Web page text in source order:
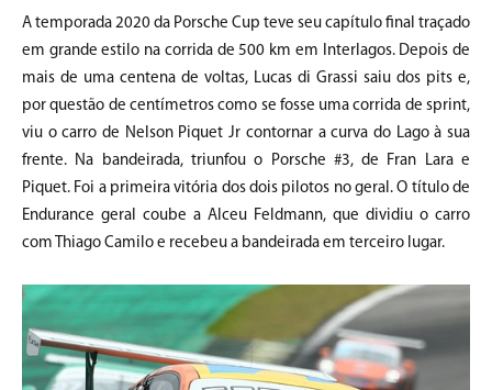
A temporada 2020 da Porsche Cup teve seu capítulo final traçado
em grande estilo na corrida de 500 km em Interlagos. Depois de
mais de uma centena de voltas, Lucas di Grassi saiu dos pits e,
por questão de centímetros como se fosse uma corrida de sprint,
viu o carro de Nelson Piquet Jr contornar a curva do Lago à sua
frente. Na bandeirada, triunfou o Porsche #3, de Fran Lara e
Piquet. Foi a primeira vitória dos dois pilotos no geral. O título de
Endurance geral coube a Alceu Feldmann, que dividiu o carro
com Thiago Camilo e recebeu a bandeirada em terceiro lugar.